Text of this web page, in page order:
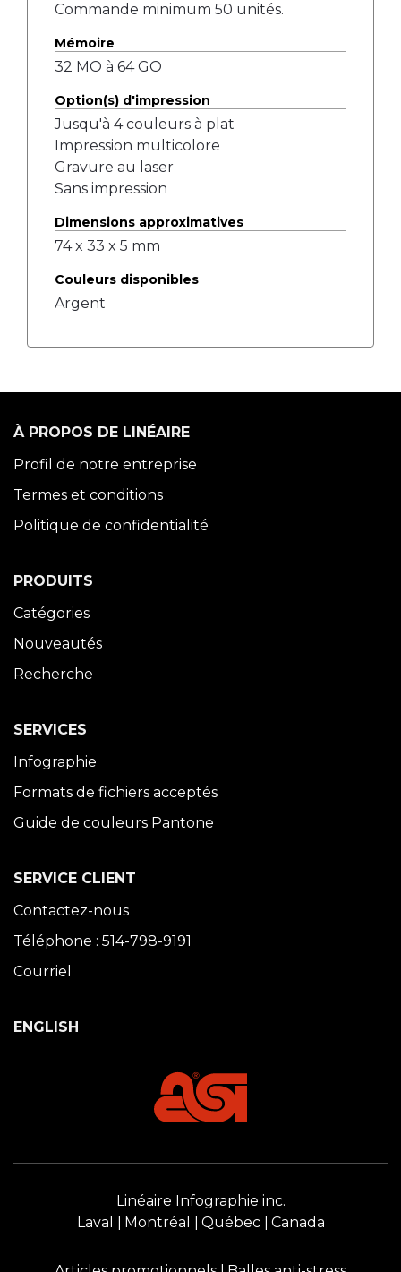
Commande minimum 50 unités.
Mémoire
32 MO à 64 GO
Option(s) d'impression
Jusqu'à 4 couleurs à plat
Impression multicolore
Gravure au laser
Sans impression
Dimensions approximatives
74 x 33 x 5 mm
Couleurs disponibles
Argent
À PROPOS DE LINÉAIRE
Profil de notre entreprise
Termes et conditions
Politique de confidentialité
PRODUITS
Catégories
Nouveautés
Recherche
SERVICES
Infographie
Formats de fichiers acceptés
Guide de couleurs Pantone
SERVICE CLIENT
Contactez-nous
Téléphone : 514-798-9191
Courriel
ENGLISH
Linéaire Infographie inc.
Laval
Montréal Québec Canada